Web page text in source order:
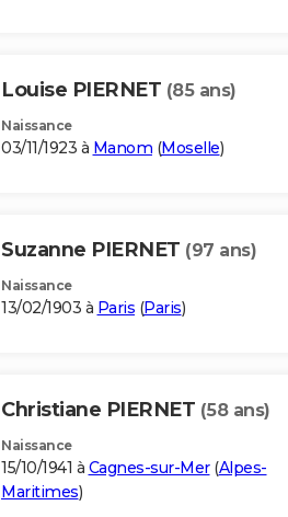
Louise PIERNET (85 ans)
Naissance
03/11/1923 à Manom (Moselle)
Suzanne PIERNET (97 ans)
Naissance
13/02/1903 à Paris (Paris)
Christiane PIERNET (58 ans)
Naissance
15/10/1941 à Cagnes-sur-Mer(Alpes-
Maritimes)